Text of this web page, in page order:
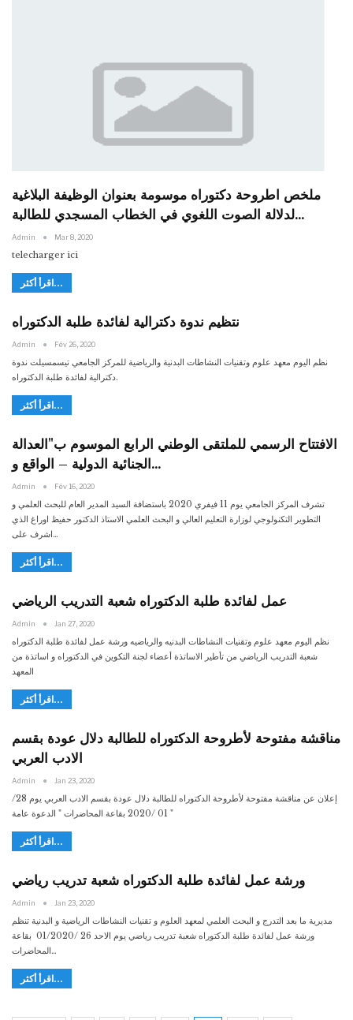
ملخص اطروحة دكتوراه موسومة بعنوان الوظيفة البلاغية
لدلالة الصوت اللغوي في الخطاب المسجدي للطالبة…
Admin Mar 8, 2020
telecharger ici
اقرأ أكثر...
نتظيم ندوة دكترالية لفائدة طلبة الدكتوراه
Admin Fév 26, 2020
نظم اليوم معهد علوم وتقنيات النشاطات البدنية والرياضية للمركز الجامعي تيسمسيلت ندوة
دكترالية لفائدة طلبة الدكتوراه.
اقرأ أكثر...
الافتتاح الرسمي للملتقى الوطني الرابع الموسوم ب"العدالة
الجنائية الدولية – الواقع و…
Admin Fév 16, 2020
تشرف المركز الجامعي يوم 11 فيفري 2020 باستضافة السيد المدير العام للبحث العلمي و
التطوير التكنولوجي لوزارة التعليم العالي و البحث العلمي الاستاذ الدكتور حفيظ اوراغ الذي
اشرف على…
اقرأ أكثر...
ﻋﻤﻞ لفائدة طلبة ﺍﻟﺪﻛﺘﻮﺭﺍﻩ ﺷﻌﺒﺔ ﺍﻟﺘﺪﺭﻳﺐ ﺍﻟﺮﻳﺎﺿﻲ
Admin Jan 27, 2020
ﻧﻈﻢ ﺍﻟﻴﻮﻡ ﻣﻌﻬﺪ ﻋﻠﻮﻡ ﻭﺗﻘﻨﻴﺎﺕ ﺍﻟﻨﺸﺎﻃﺎﺕ ﺍﻟﺒﺪﻧﻴﻪ ﻭﺍﻟﺮﻳﺎﺿﻴﻪ ﻭﺭﺷﺔ ﻋﻤﻞ لفائدة طلبة ﺍﻟﺪﻛﺘﻮﺭﺍﻩ
ﺷﻌﺒﺔ ﺍﻟﺘﺪﺭﻳﺐ ﺍﻟﺮﻳﺎﺿﻲ من تأطير الاساتذة أعضاء لجنة التكوين في الدكتوراه و اساتذة من
المعهد
اقرأ أكثر...
مناقشة مفتوحة لأطروحة الدكتوراه للطالبة دلال عودة بقسم
الادب العربي
Admin Jan 23, 2020
إعلان عن مناقشة مفتوحة لأطروحة الدكتوراه للطالبة دلال عودة بقسم الادب العربي يوم 28/
01 /2020 بقاعة المحاضرات " الدعوة عامة "
اقرأ أكثر...
ورشة عمل لفائدة طلبة الدكتوراه شعبة تدريب رياضي
Admin Jan 23, 2020
مديرية ما بعد التدرج و البحث العلمي لمعهد العلوم و تقنيات النشاطات الرياضية و البدنية تنظم
ورشة عمل لفائدة طلبة الدكتوراه شعبة تدريب رياضي يوم الاحد 26 /01/2020 بقاعة
المحاضرات…
اقرأ أكثر...